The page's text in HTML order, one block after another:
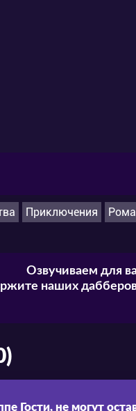
Приключения
Озвучиваем для
наших
Гости, не могут